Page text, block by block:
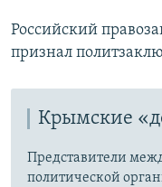
Российский
признал
Крымские
Представители
политической